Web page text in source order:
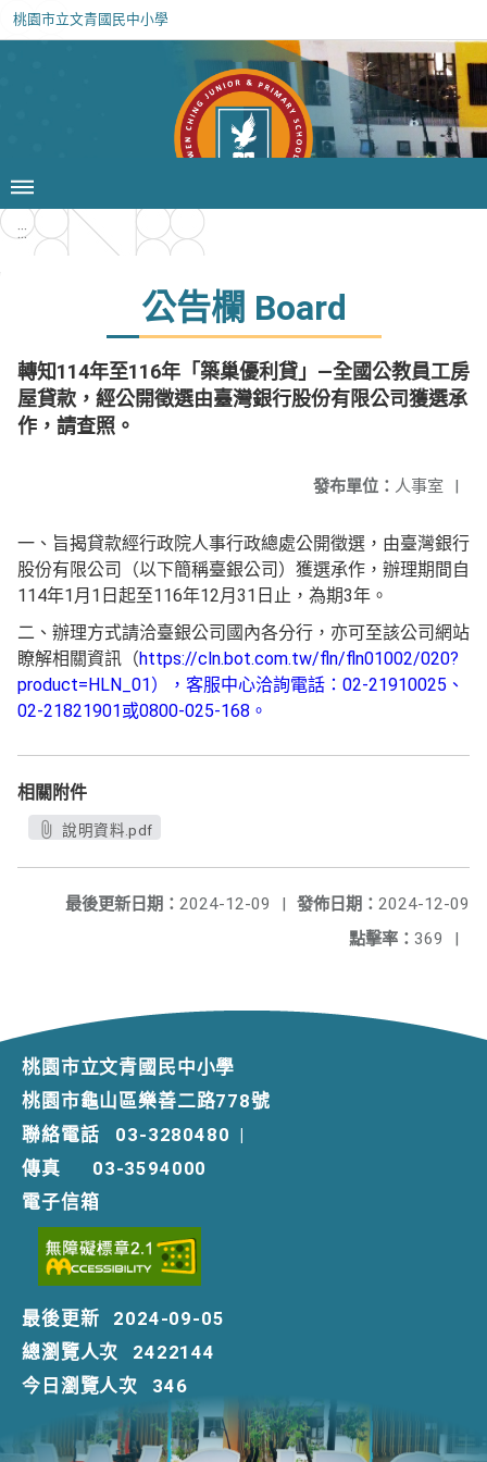
桃園市立文青國民中小學
:::
公告欄 Board
轉知114年至116年「築巢優利貸」—全國公教員工房
屋貸款，經公開徵選由臺灣銀行股份有限公司獲選承
作，請查照。
發布單位： 人事室 |
一、旨揭貸款經行政院人事行政總處公開徵選，由臺灣銀行
股份有限公司（以下簡稱臺銀公司）獲選承作，辦理期間自
114年1月1日起至116年12月31日止，為期3年。
二、辦理方式請洽臺銀公司國內各分行，亦可至該公司網站
瞭解相關資訊（https://cln.bot.com.tw/fln/fln01002/020?
product=HLN_01），客服中心洽詢電話：02-21910025、
02-21821901或0800-025-168。
相關附件
說明資料.pdf
發佈日期： 2024-12-09
最後更新日期： 2024-12-09
|
點擊率： 369 |
桃園市立文青國民中小學
桃園市龜山區樂善二路778號
聯絡電話
03-3280480 |
傳真
03-3594000
電子信箱
最後更新
2024-09-05
總瀏覽人次
2422144
今日瀏覽人次
346